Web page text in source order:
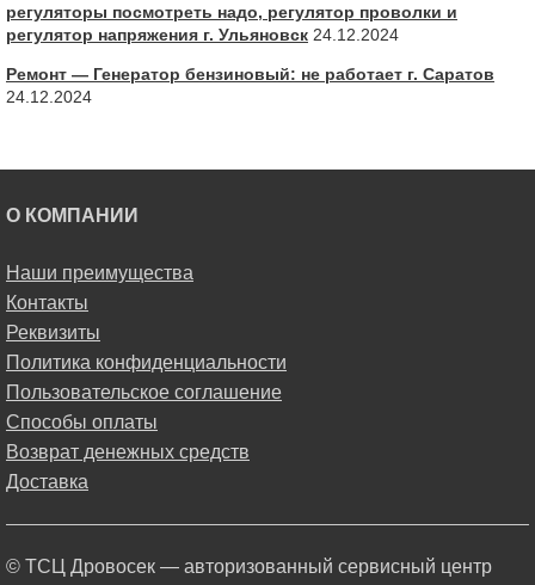
регуляторы посмотреть надо, регулятор проволки и
регулятор напряжения г. Ульяновск 24.12.2024
Ремонт — Генератор бензиновый: не работает г. Саратов
24.12.2024
О КОМПАНИИ
Наши преимущества
Контакты
Реквизиты
Политика конфиденциальности
Пользовательское соглашение
Способы оплаты
Возврат денежных средств
Доставка
© ТСЦ Дровосек — авторизованный сервисный центр